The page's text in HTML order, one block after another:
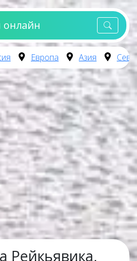
онлайн
Европа Азия
Рейкьявика,